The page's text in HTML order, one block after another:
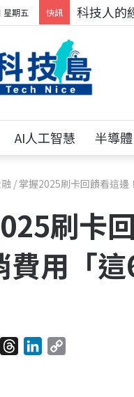
星期五 快訊 科技人的
AI人工智慧 半導體
/ 掌握2025刷卡回饋看這邊
刷卡
用「這